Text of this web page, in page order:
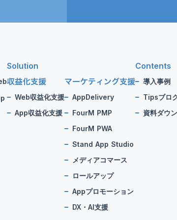
Solution
収益化支援
Web収益化支援
App収益化支援
マーケティング支援
AppDelivery
FourM PMP
FourM PWA
Stand App Studio
メディアコマース
ロールアップ
Appプロモーション
DX・AI支援
Contents
導入事例
Tipsブロ
資料ダウ